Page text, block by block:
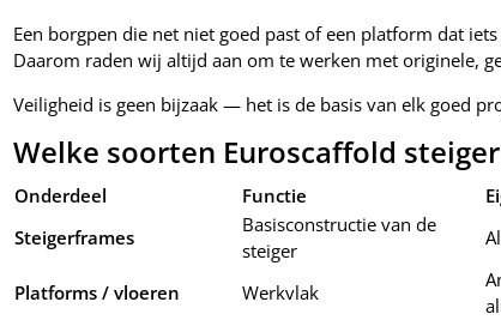
Een borgpen die net niet goed past of een platform dat
Daarom raden wij altijd aan om te werken met originele,
Veiligheid is geen bijzaak — het is de basis van elk goed
Welke soorten Euroscaffold
Onderdeel Functie
Steigerframes
Basisconstructie van de
steiger
Platforms / vloeren Werkvlak